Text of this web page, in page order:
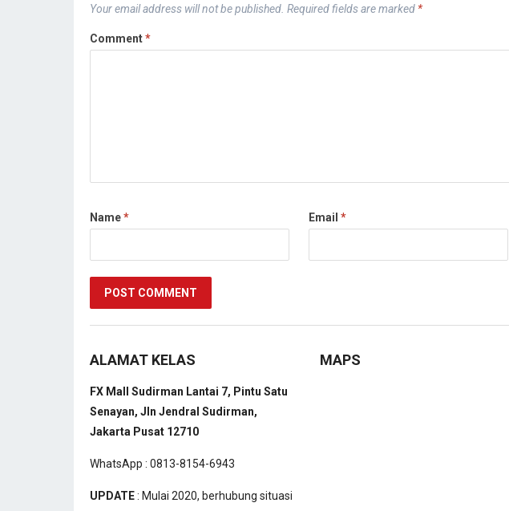
Your email address will not be published. Required fields are marked *
Comment*
Name* Email *
ALAMAT KELAS
FX Mall Sudirman Lantai 7, Pintu Satu
Senayan, Jln Jendral Sudirman,
Jakarta Pusat 12710
WhatsApp : 0813-8154-6943
UPDATE: Mulai 2020, berhubung situasi
MAPS